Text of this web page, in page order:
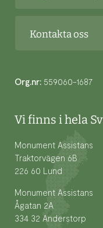
Kontakta oss
Org.nr: 559060-1687
Vi finns i hela
Monument Assistans
Traktorvägen 6B
226 60 Lund
Monument Assistans
Ågatan 2A
334 32 Anderstorp